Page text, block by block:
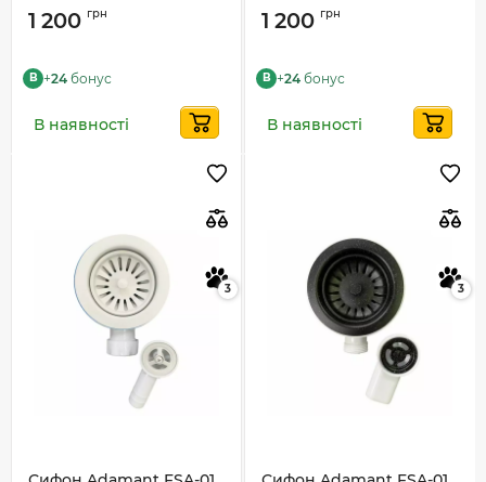
1 200 грн
B +24 бонус
В наявності
1 200 грн
B +24 бонус
В наявності
3 3